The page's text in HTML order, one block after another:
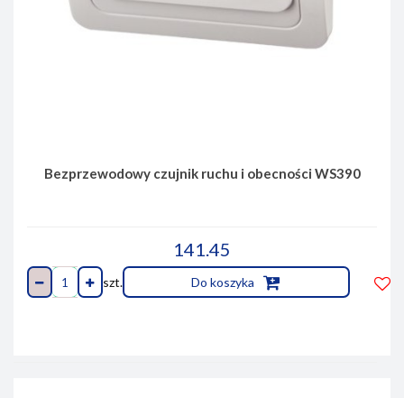
Bezprzewodowy czujnik ruchu i obecności WS390
141.45
szt. Do koszyka